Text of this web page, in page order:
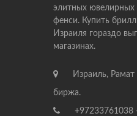
элитных ювелирных
фенси. Купить
Израиля гораздо
магазинах.
Израиль,
биржа.
+97233761038